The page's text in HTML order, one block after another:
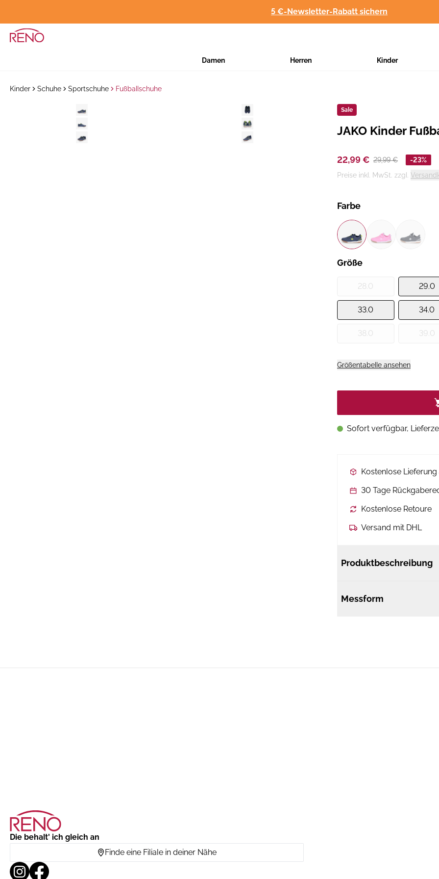
5 €-Newsletter-Rabatt sichern
Damen Herren Kinder
Kinder Schuhe Sportschuhe Fußballschuhe
Sale
Hersteller
JAKO Kinder
22,99 € 29,99 €
-23%
Preise inkl. MwSt. zzgl.
Farbe
Größe
28.0 29.0
33.0 34.0
38.0 39.0
Größentabelle ansehen
Sofort verfügbar,
Kostenlose
30 Tage
Kostenlose Retoure
Versand mit DHL
Produktbeschreibung
Messform
Die behalt' ich gleich an
Finde eine Filiale in deiner Nähe